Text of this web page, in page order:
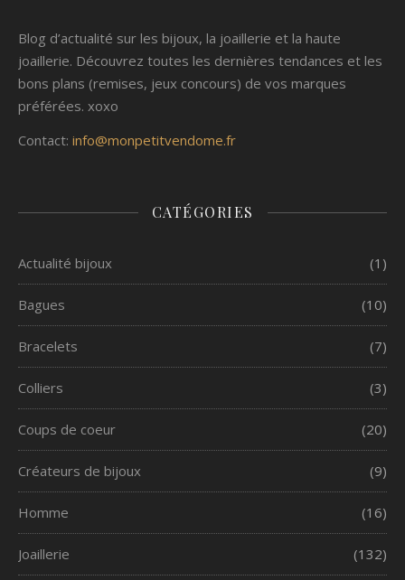
Blog d’actualité sur les bijoux, la joaillerie et la haute
joaillerie. Découvrez toutes les dernières tendances et les
bons plans (remises, jeux concours) de vos marques
préférées. xoxo
Contact: info@monpetitvendome.fr
CATÉGORIES
Actualité bijoux (1)
Bagues (10)
Bracelets (7)
Colliers (3)
Coups de coeur (20)
Créateurs de bijoux (9)
Homme (16)
Joaillerie (132)